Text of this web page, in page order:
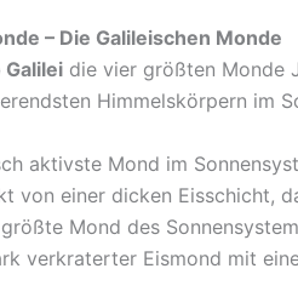
– Die Galileischen Monde
Galilei die vier größten Monde
Himmelskörpern im
aktivste Mond im
von einer dicken Eisschicht,
Mond des
verkraterter Eismond mit